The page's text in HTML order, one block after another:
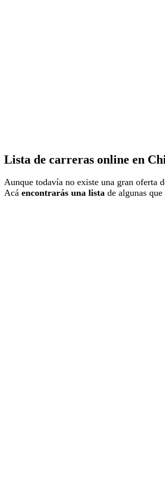
Lista de carreras online en
Aunque todavía no existe una gran oferta
Acá encontrarás una lista de algunas